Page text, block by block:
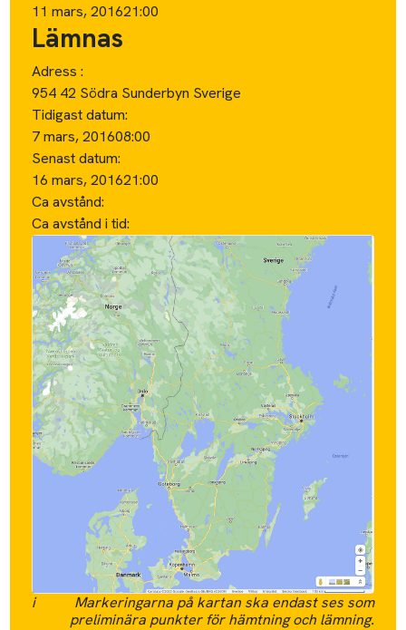
11 mars, 201621:00
Lämnas
Adress :
954 42 Södra Sunderbyn Sverige
Tidigast datum:
7 mars, 201608:00
Senast datum:
16 mars, 201621:00
Ca avstånd:
Ca avstånd i tid:
i
Markeringarna på kartan ska endast ses som
preliminära punkter för hämtning och lämning.